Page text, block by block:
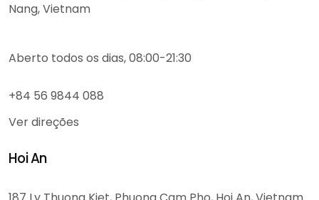
Nang, Vietnam
Aberto todos os dias, 08:00-21:30
+84 56 9844 088
Ver direções
Hoi An